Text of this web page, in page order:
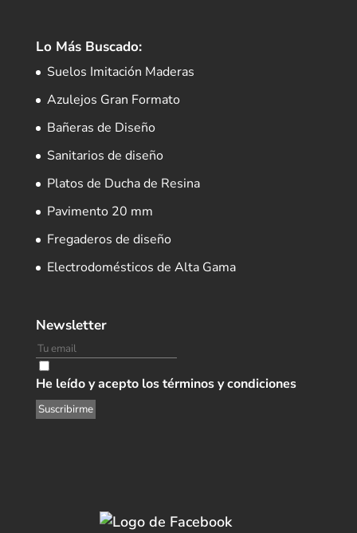
Lo Más Buscado:
Suelos Imitación Maderas
Azulejos Gran Formato
Bañeras de Diseño
Sanitarios de diseño
Platos de Ducha de Resina
Pavimento 20 mm
Fregaderos de diseño
Electrodomésticos de Alta Gama
Newsletter
He leído y acepto los términos y condiciones